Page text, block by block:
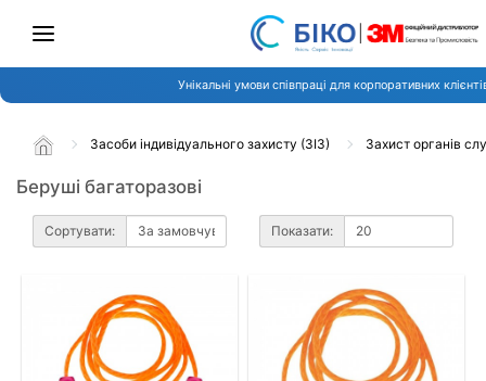
Унікальні умови співпраці для корпоративних
Засоби індивідуального захисту (ЗІЗ) Захист органів
Беруші багаторазові
Сортувати: Показати: